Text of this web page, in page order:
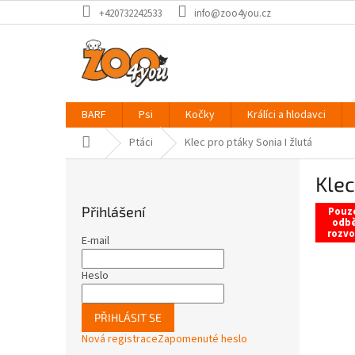
na
+420732242533 info@zoo4you.cz
BARF Psi Kočky Králíci a hlodavci
Domů Ptáci Klec pro ptáky Sonia I žlutá
Přihlášení
E-mail
Heslo
PŘIHLÁSIT SE
Nová registraceZapomenuté heslo